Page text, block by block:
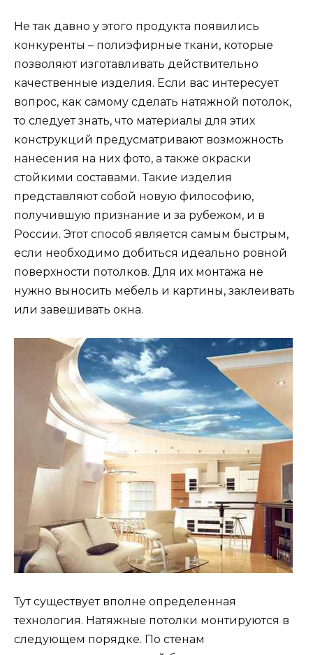
Не так давно у этого продукта появились
конкуренты – полиэфирные ткани, которые
позволяют изготавливать действительно
качественные изделия. Если вас интересует
вопрос, как самому сделать натяжной потолок,
то следует знать, что материалы для этих
конструкций предусматривают возможность
нанесения на них фото, а также окраски
стойкими составами. Такие изделия
представляют собой новую философию,
получившую признание и за рубежом, и в
России. Этот способ является самым быстрым,
если необходимо добиться идеально ровной
поверхности потолков. Для их монтажа не
нужно выносить мебель и картины, заклеивать
или завешивать окна.
Тут существует вполне определенная
технология. Натяжные потолки монтируются в
следующем порядке. По стенам